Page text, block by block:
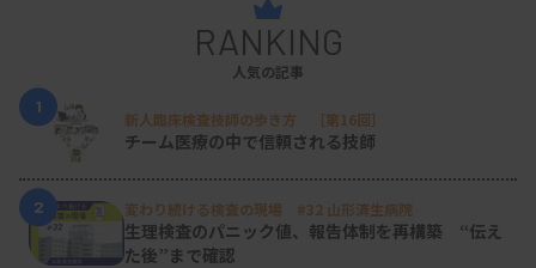
RANKING
人気の記事
1
新人臨床検査技師の歩き方 ［第16回］
チーム医療の中で信頼される技師
2 変わり続ける検査の現場 #32 山形済生病院
生理検査のパニック値、報告体制を再構築 “伝え
た後”まで確認